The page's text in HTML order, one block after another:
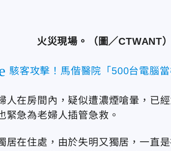
火災現場。 （圖／CTWANT）
駭客攻擊！馬偕醫院「500台電腦
人在房間內，疑似遭濃煙嗆暈，已
緊急為老婦人插管急救。
居在住處，由於失明又獨居，一直